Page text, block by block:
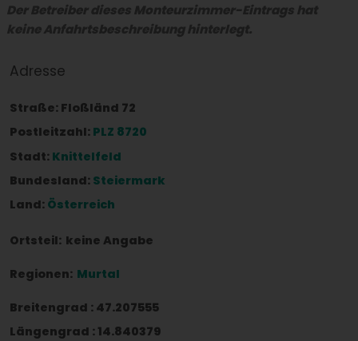
Der Betreiber dieses Monteurzimmer-Eintrags hat
keine Anfahrtsbeschreibung hinterlegt.
Adresse
Straße: Floßländ 72
Postleitzahl: PLZ 8720
Stadt: Knittelfeld
Bundesland: Steiermark
Land: Österreich
Ortsteil: keine Angabe
Regionen: Murtal
Breitengrad : 47.207555
Längengrad : 14.840379